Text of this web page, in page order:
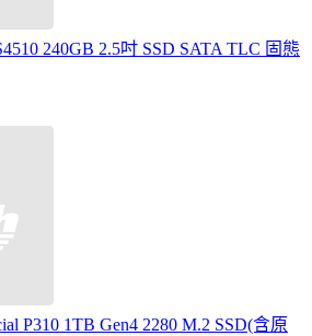
240GB 2.5吋 SSD SATA TLC 固態
P310 1TB Gen4 2280 M.2 SSD(含原